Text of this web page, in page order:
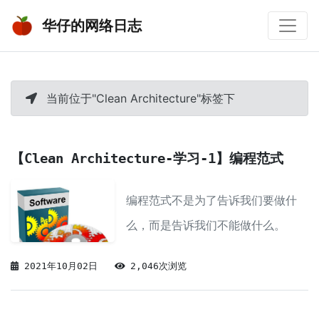
华仔的网络日志
当前位于"Clean Architecture"标签下
【Clean Architecture-学习-1】编程范式
编程范式不是为了告诉我们要做什
么，而是告诉我们不能做什么。
2021年10月02日 2,046次浏览